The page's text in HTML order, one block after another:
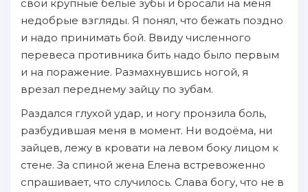
свои крупные белые зубы и бросали на меня
недобрые взгляды. Я понял, что бежать поздно
и надо принимать бой. Ввиду численного
перевеса противника бить надо было первым
и на поражение. Размахнувшись ногой, я
врезал переднему зайцу по зубам.
Раздался глухой удар, и ногу пронзила боль,
разбудившая меня в момент. Ни водоёма, ни
зайцев, лежу в кровати на левом боку лицом к
стене. За спиной жена Елена встревоженно
спрашивает, что случилось. Слава богу, что не в